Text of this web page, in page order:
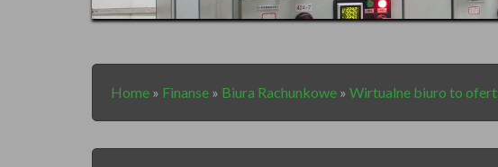
Home » Finanse » Biura Rachunkowe » Wirtualne biuro to